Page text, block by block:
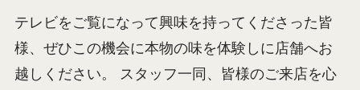
テレビをご覧になって興味を持ってくださった皆
様、ぜひこの機会に本物の味を体験しに店舗へお
越しください。 スタッフ一同、皆様のご来店を心